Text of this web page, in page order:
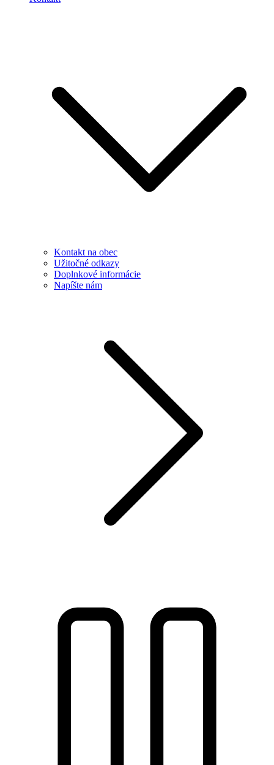
Kontakt na obec
Užitočné odkazy
Doplnkové informácie
Napíšte nám